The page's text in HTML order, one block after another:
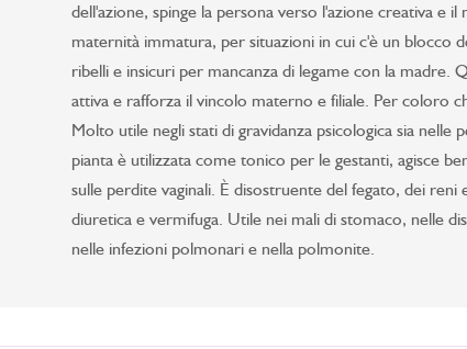
dell'azione, spinge la persona verso l'azione creativa e
maternità immatura, per situazioni in cui c'è un blocco
ribelli e insicuri per mancanza di legame con la madre.
attiva e rafforza il vincolo materno e filiale. Per coloro
Molto utile negli stati di gravidanza psicologica sia nelle
pianta è utilizzata come tonico per le gestanti, agisce
sulle perdite vaginali. È disostruente del fegato, dei
diuretica e vermifuga. Utile nei mali di stomaco, nelle
nelle infezioni polmonari e nella polmonite.